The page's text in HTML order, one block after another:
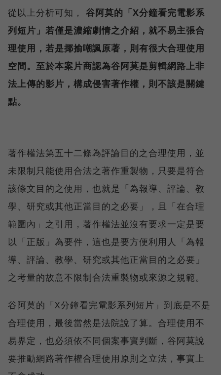
從以上分析可知， 谷阿莫的「X分鐘看完電影系
列短片」若僅是濃縮劇情之介紹，就不易主張合
理使用，若是揶揄嘲諷原著，則有很大合理使用
空間。至於本案片商認為谷阿莫是剪輯網路上非
法上傳的影片，構成侵害著作權，則不該是關鍵
點。
著作權法第五十二條為評論目的之合理使用，並
未限制只能使用合法之著作重製物，只要是符合
該條文目的之使用，也就是「為報導、評論、教
學、研究或其他正當目的之必要」，且「在合理
範圍內」之引用，著作權法並沒有要求一定是要
以「正版」為要件，這也是要方便利用人「為報
導、評論、教學、研究或其他正當目的之必要」
之考量的故意不限制合法重製物或來源之規範。
谷阿莫的「X分鐘看完電影系列短片」到底是不是
合理使用，最後當然是法院說了算。合理使用不
易界定，也必須依不同個案事實判斷，谷阿莫說
要推動網路著作權合理使用原則之立法，事實上